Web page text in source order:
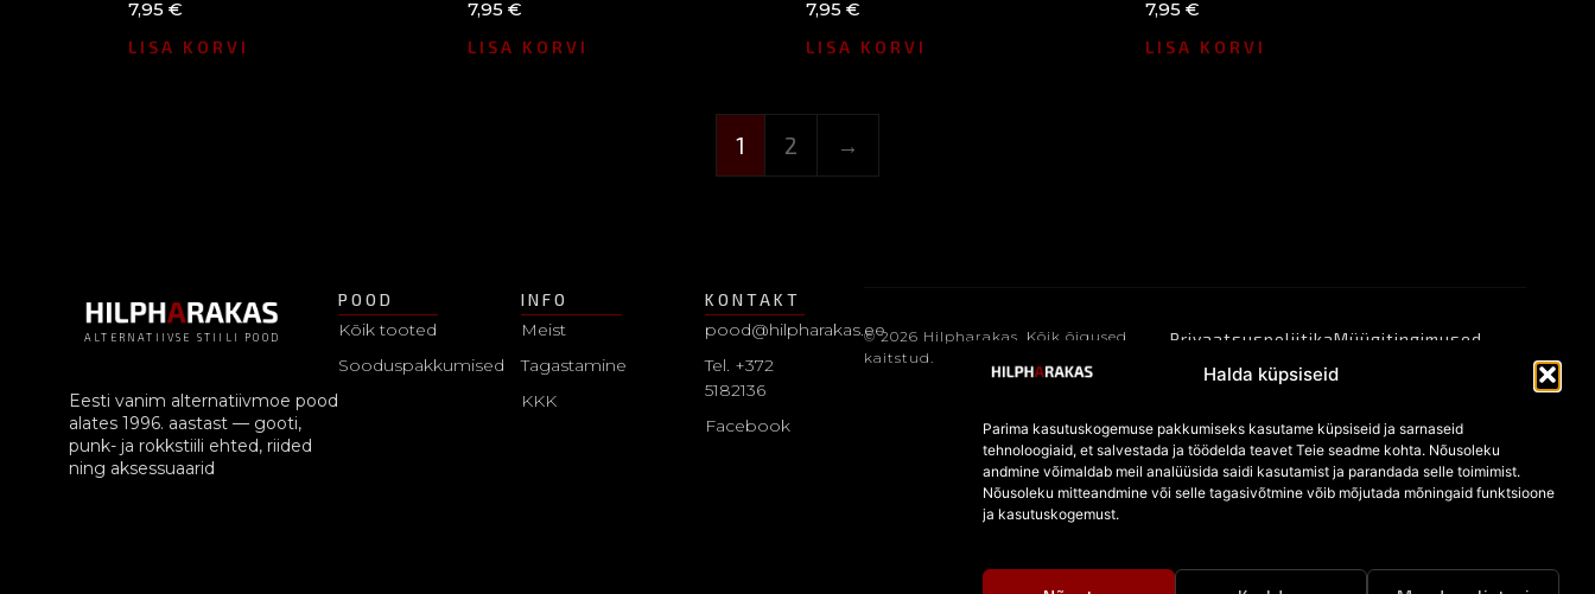
Halda küpsiseid
Parima kasutuskogemuse pakkumiseks kasutame küpsiseid ja sarnaseid
tehnoloogiaid, et salvestada ja töödelda teavet Teie seadme kohta. Nõusoleku
andmine võimaldab meil analüüsida saidi kasutamist ja parandada selle toimimist.
Nõusoleku mitteandmine või selle tagasivõtmine võib mõjutada mõningaid funktsioone
ja kasutuskogemust.
7,95 €
LISA KORVI
7,95 €
LISA KORVI
7,95€
LISA KORVI
7,95€
LISA KORVI
1 2 →
ALTERNATIIVSE STIILI POOD
Eesti vanim alternatiivmoe pood
alates 1996. aastast — gooti,
punk- ja rokkstiili ehted, riided
ning aksessuaarid
POOD
Kõik tooted
Sooduspakkumised
INFO
Meist
Tagastamine
KKK
KONTAKT
pood@hilpharakas.ee
Tel. +372
5182136
Facebook
© 2026 Hilpharakas. Kõik õigused
kaitstud.
PrivaatsuspoliitikaMüügitingimused
Küpsised